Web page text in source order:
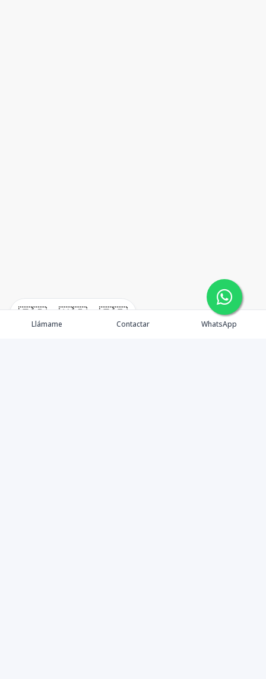
🇪🇸 🇺🇸 🇫🇷
Llámame Contactar WhatsApp